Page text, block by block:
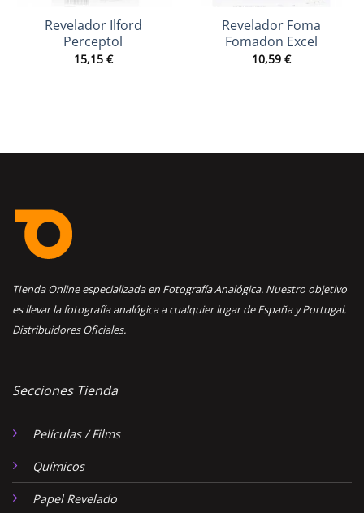
Revelador Ilford
Perceptol
15,15 €
Revelador Foma
Fomadon Excel
10,59 €
TIenda Online especializada en Fotografía Analógica. Nuestro objetivo
es llevar la fotografía analógica a cualquier lugar de España y Portugal.
Distribuidores Oficiales.
Secciones Tienda
Películas / Films
Químicos
Papel Revelado